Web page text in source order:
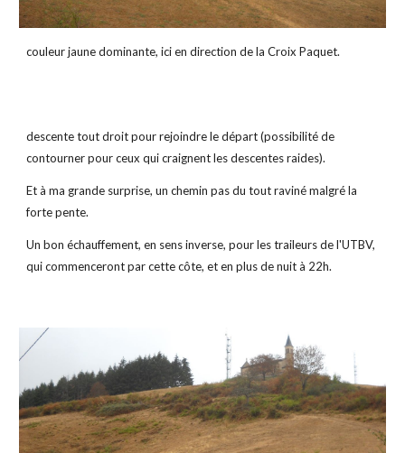
couleur jaune dominante, ici en direction de la Croix Paquet.
descente tout droit pour rejoindre le départ (possibilité de
contourner pour ceux qui craignent les descentes raides).
Et à ma grande surprise, un chemin pas du tout raviné malgré la
forte pente.
Un bon échauffement, en sens inverse, pour les traileurs de l'UTBV,
qui commenceront par cette côte, et en plus de nuit à 22h.